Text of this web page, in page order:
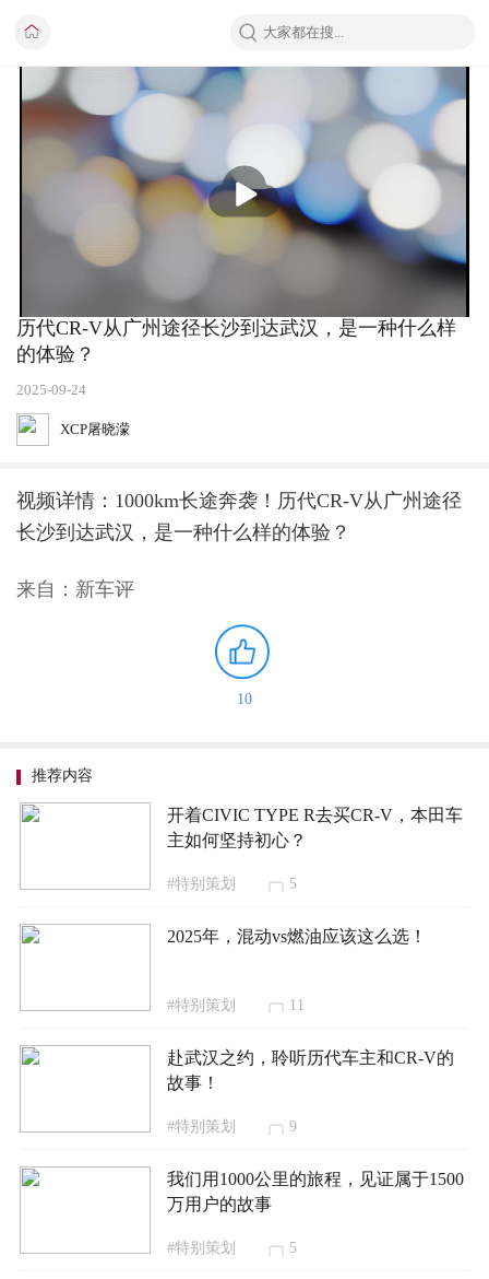
放
历代CR-V从广州途径长沙到达武汉，是一种什么样
的体验？
2025-09-24
XCP屠晓濛
视频详情：1000km长途奔袭！历代CR-V从广州途径
长沙到达武汉，是一种什么样的体验？
来自：新车评
10
推荐内容
开着CIVIC TYPE R去买CR-V，本田车
主如何坚持初心？
#特别策划 5
2025年，混动vs燃油应该这么选！
#特别策划 11
赴武汉之约，聆听历代车主和CR-V的
故事！
#特别策划 9
我们用1000公里的旅程，见证属于1500
万用户的故事
#特别策划 5